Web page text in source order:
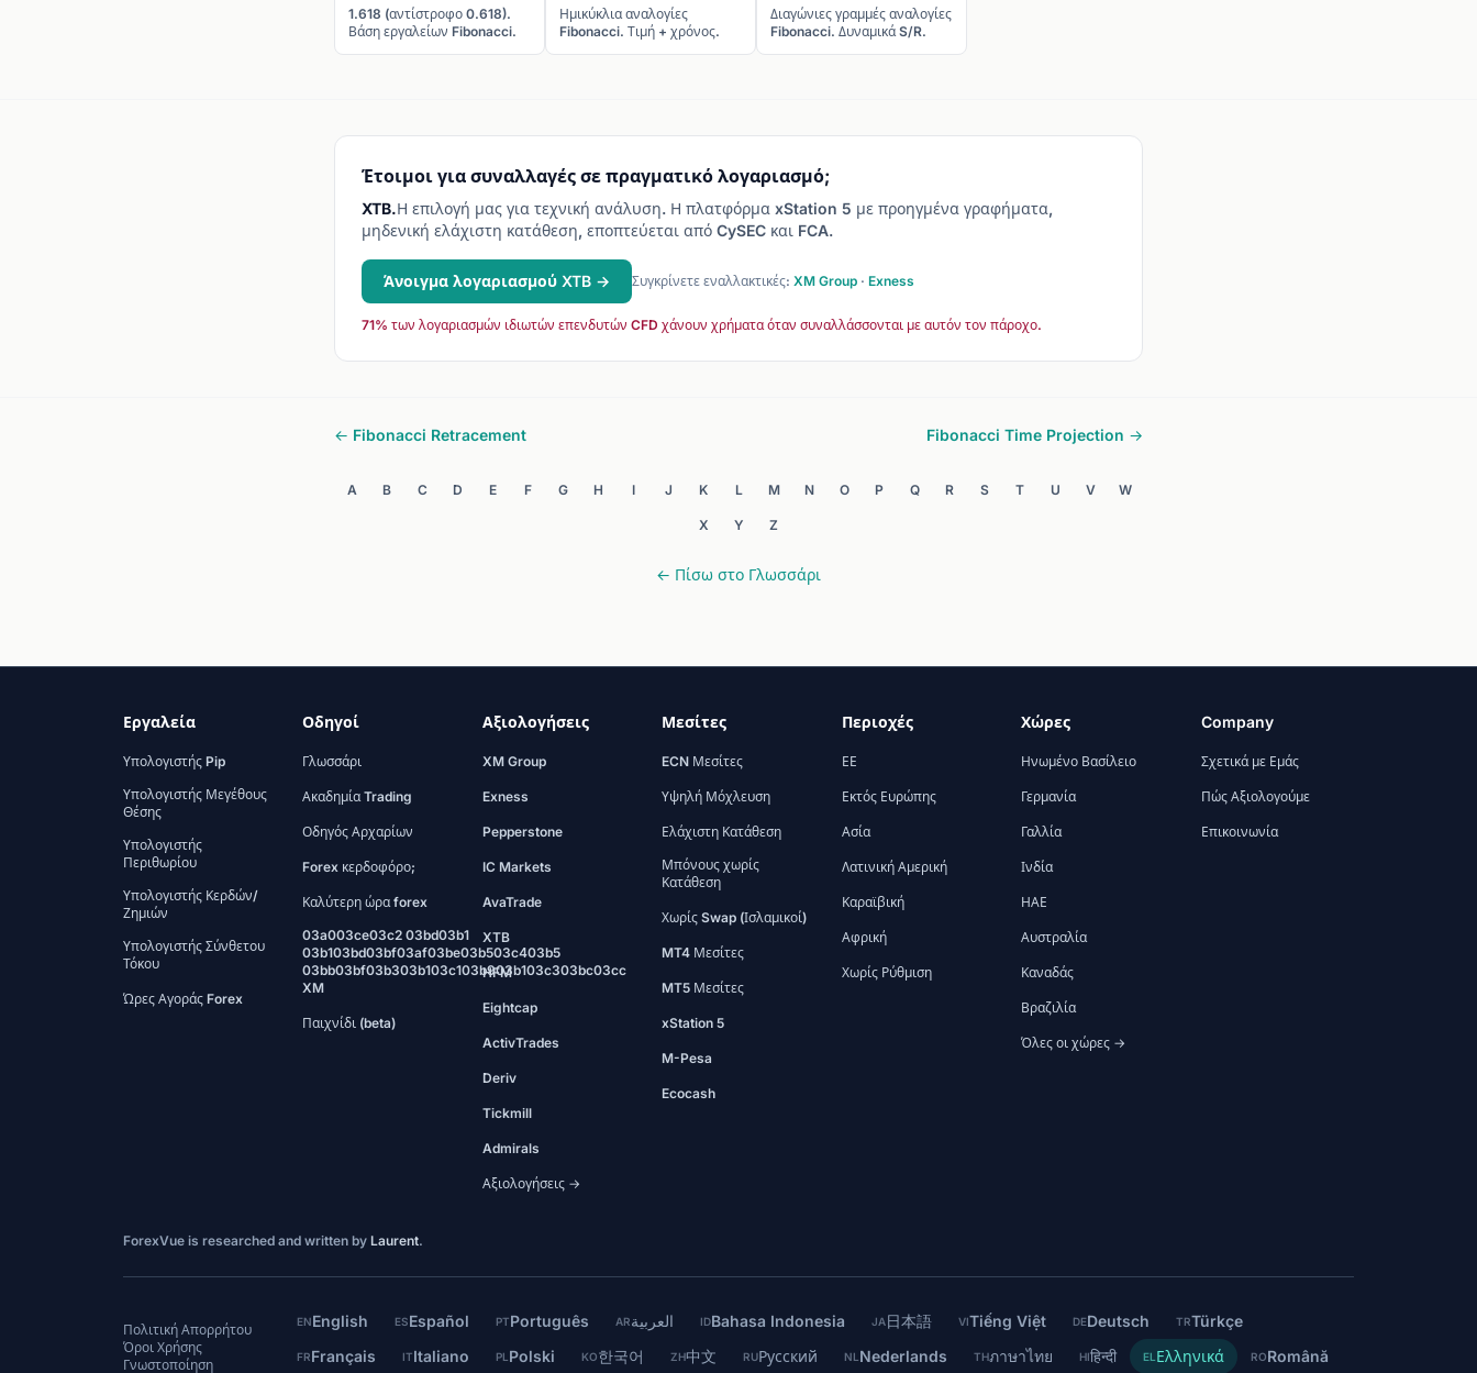
1.618 (αντίστροφο 0.618).
Βάση εργαλείων Fibonacci.
Ημικύκλια αναλογίες
Fibonacci. Τιμή + χρόνος.
Διαγώνιες γραμμές αναλογίες
Fibonacci. Δυναμικά S/R.
Έτοιμοι για συναλλαγές σε πραγματικό λογαριασμό;
XTB.Η επιλογή μας για τεχνική ανάλυση. Η πλατφόρμα xStation 5 με προηγμένα γραφήματα,
μηδενική ελάχιστη κατάθεση, εποπτεύεται από CySEC και FCA.
Άνοιγμα λογαριασμού XTB → Συγκρίνετε εναλλακτικές: XM Group · Exness
71% των λογαριασμών ιδιωτών επενδυτών CFD χάνουν χρήματα όταν συναλλάσσονται με αυτόν τον πάροχο.
← Fibonacci Retracement Fibonacci Time Projection →
A B C D E F G H I J K L M N O P Q R S T U V W
X Y Z
← Πίσω στο Γλωσσάρι
Εργαλεία
Υπολογιστής Pip
Υπολογιστής Μεγέθους
Θέσης
Υπολογιστής
Περιθωρίου
Υπολογιστής Κερδών/
Ζημιών
Υπολογιστής Σύνθετου
Τόκου
Ώρες Αγοράς Forex
Οδηγοί
Γλωσσάρι
Ακαδημία Trading
Οδηγός Αρχαρίων
Forex κερδοφόρο;
Καλύτερη ώρα forex
03a003ce03c2 03bd03b1
03b103bd03bf03af03be03b503c403b5
03bb03bf03b303b103c103b903b103c303bc03cc
XM
Παιχνίδι (beta)
Αξιολογήσεις
XM Group
Exness
Pepperstone
IC Markets
AvaTrade
XTB
HFM
Eightcap
ActivTrades
Deriv
Tickmill
Admirals
Αξιολογήσεις →
Μεσίτες
ECN Μεσίτες
Υψηλή Μόχλευση
Ελάχιστη Κατάθεση
Μπόνους χωρίς
Κατάθεση
Χωρίς Swap (Ισλαμικοί)
MT4 Μεσίτες
MT5 Μεσίτες
xStation 5
M-Pesa
Ecocash
Περιοχές
ΕΕ
Εκτός Ευρώπης
Ασία
Λατινική Αμερική
Καραϊβική
Αφρική
Χωρίς Ρύθμιση
Χώρες
Ηνωμένο Βασίλειο
Γερμανία
Γαλλία
Ινδία
ΗΑΕ
Αυστραλία
Καναδάς
Βραζιλία
Όλες οι χώρες →
Company
Σχετικά με Εμάς
Πώς Αξιολογούμε
Επικοινωνία
ForexVue is researched and written by Laurent.
Πολιτική Απορρήτου
Όροι Χρήσης
Γνωστοποίηση
ENEnglish ESEspañol PTPortuguês ARالعربية IDBahasa Indonesia JA日本語 VITiếng Việt DEDeutsch TRTürkçe
FRFrançais ITItaliano PL Polski KO한국어 ZH中文 RUРусский NL Nederlands THภาษาไทย HIहिन्दी EL Ελληνικά RORomână